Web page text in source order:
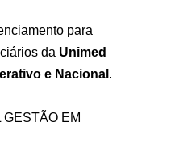
para
da Unimed
e Nacional .
EM